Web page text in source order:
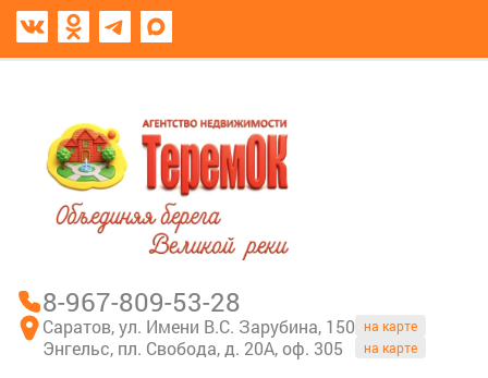
8-967-809-53-28
Саратов, ул. Имени В.С. Зарубина, 150 на карте
Энгельс, пл. Свобода, д. 20А, оф. 305 на карте